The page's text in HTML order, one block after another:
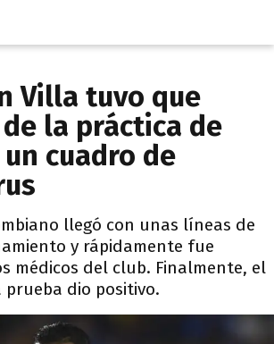
Villa tuvo que
la práctica de
cuadro de
llegó con unas líneas de
y rápidamente fue
médicos del club. Finalmente, el
dio positivo.